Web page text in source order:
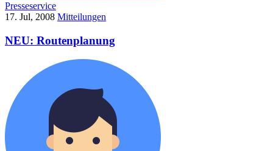
Presseservice
17. Jul, 2008 Mitteilungen
NEU: Routenplanung